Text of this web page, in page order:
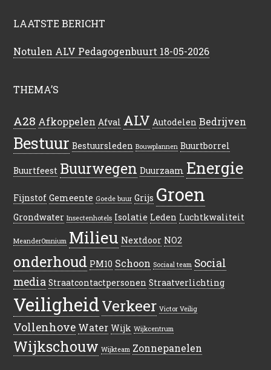
LAATSTE BERICHT
Notulen ALV Pedagogenbuurt 18-05-2026
THEMA’S
A28 Afkoppelen Afval ALV Autodelen Bedrijven
Bestuur Bestuursleden Bouwplannen Buurtborrel
Buurtfeest Buurwegen Duurzaam Energie
Fijnstof Gemeente Goede buur Grijs Groen
Grondwater Insectenhotels Isolatie Leden Luchtkwaliteit
MeanderOmnium Milieu Nextdoor NO2
onderhoud PM10 Schoon Sociaal team Social
media Straatcontactpersonen Straatverlichting
VeiligheidVerkeer Victor Veilig
Vollenhove Water Wijk Wijkcentrum
Wijkschouw Wijkteam Zonnepanelen